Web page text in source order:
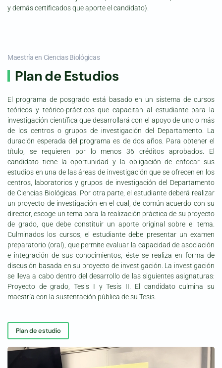
y demás certificados que aporte el candidato).
Maestría en Ciencias Biológicas
Plan de Estudios
El programa de posgrado está basado en un sistema de cursos
teóricos y teórico-prácticos que capacitan al estudiante para la
investigación científica que desarrollará con el apoyo de uno o más
de los centros o grupos de investigación del Departamento. La
duración esperada del programa es de dos años. Para obtener el
título, se requieren por lo menos 36 créditos aprobados. El
candidato tiene la oportunidad y la obligación de enfocar sus
estudios en una de las áreas de investigación que se ofrecen en los
centros, laboratorios y grupos de investigación del Departamento
de Ciencias Biológicas. Por otra parte, el estudiante deberá realizar
un proyecto de investigación en el cual, de común acuerdo con su
director, escoge un tema para la realización práctica de su proyecto
de grado, que debe constituir un aporte original sobre el tema.
Culminados los cursos, el estudiante debe presentar un examen
preparatorio (oral), que permite evaluar la capacidad de asociación
e integración de sus conocimientos, éste se realiza en forma de
discusión basada en su proyecto de investigación. La investigación
se lleva a cabo dentro del desarrollo de las siguientes asignaturas:
Proyecto de grado, Tesis I y Tesis II. El candidato culmina su
maestría con la sustentación pública de su Tesis.
Plan de estudio